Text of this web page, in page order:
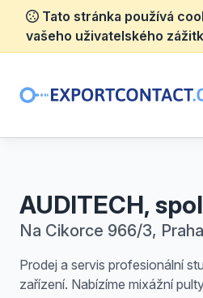
Tato stránka používá
vašeho uživatelského
AUDITECH,
Na Cikorce 966/3,
Prodej a servis profesionální
zařízení. Nabízíme mixážní